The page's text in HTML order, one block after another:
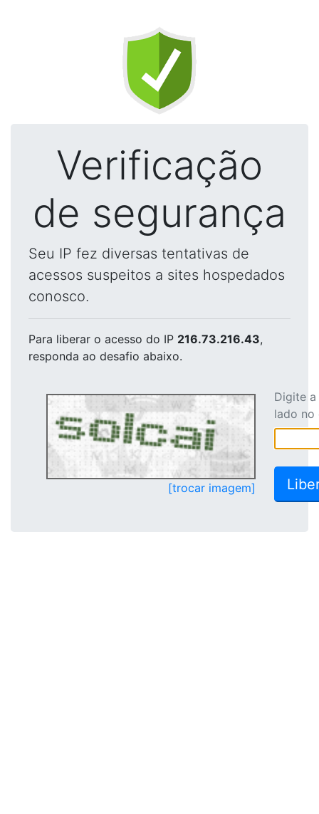
Verificação
de segurança
Seu IP fez diversas tentativas de
acessos suspeitos a sites hospedados
conosco.
Para liberar o acesso do IP 216.73.216.43,
responda ao desafio abaixo.
[trocar imagem]
Digite
lado no